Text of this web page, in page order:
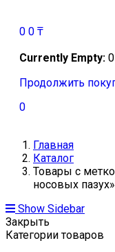
0 0 ₸
Currently Empty: 0
Продолжить
0
Главная
Каталог
Товары с
носовых пазух»
Show Sidebar
Закрыть
Категории товаров